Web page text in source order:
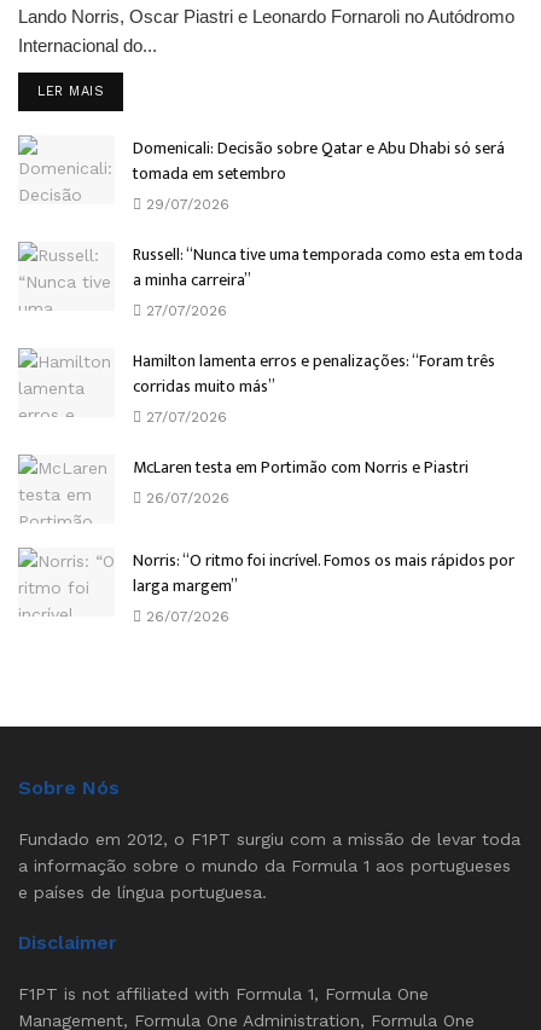
Lando Norris, Oscar Piastri e Leonardo Fornaroli no Autódromo
Internacional do...
LER MAIS
Domenicali: Decisão sobre Qatar e Abu Dhabi só será
tomada em setembro
29/07/2026
Russell: “Nunca tive uma temporada como esta em toda
a minha carreira”
27/07/2026
Hamilton lamenta erros e penalizações: “Foram três
corridas muito más”
27/07/2026
McLaren testa em Portimão com Norris e Piastri
26/07/2026
Norris: “O ritmo foi incrível. Fomos os mais rápidos por
larga margem”
26/07/2026
Sobre Nós
Fundado em 2012, o F1PT surgiu com a missão de levar toda
a informação sobre o mundo da Formula 1 aos portugueses
e países de língua portuguesa.
Disclaimer
F1PT is not affiliated with Formula 1, Formula One
Management, Formula One Administration, Formula One